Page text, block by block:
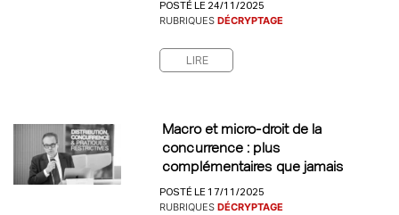
POSTÉ LE 24/11/2025
RUBRIQUESDÉCRYPTAGE
LIRE
Macro et micro-droit de la
concurrence : plus
complémentaires que jamais
POSTÉ LE 17/11/2025
RUBRIQUESDÉCRYPTAGE